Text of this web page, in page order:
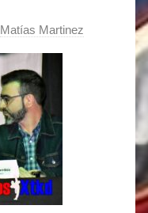
Matías Martinez